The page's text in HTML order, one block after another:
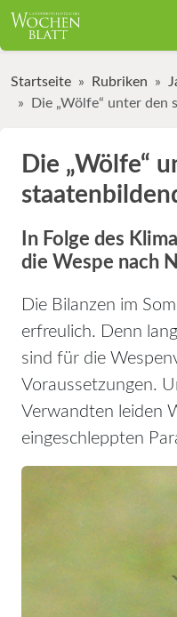
Startseite Rubriken
Die „Wölfe“ unter den
Die „Wölfe“
In Folge des
die Wespe nach
Die Bilanzen im
erfreulich. Denn
sind für die
Voraussetzungen.
Verwandten leiden
eingeschleppten